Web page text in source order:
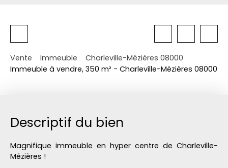
Vente Immeuble
Charleville-Mézières 08000
Immeuble à vendre, 350 m² - Charleville-Mézières 08000
Descriptif du bien
Magnifique immeuble en hyper centre de Charleville-
Mézières !